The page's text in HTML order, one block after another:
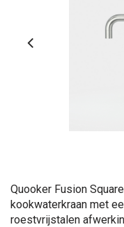
Quooker Fusion
kookwaterkraan met
roestvrijstalen